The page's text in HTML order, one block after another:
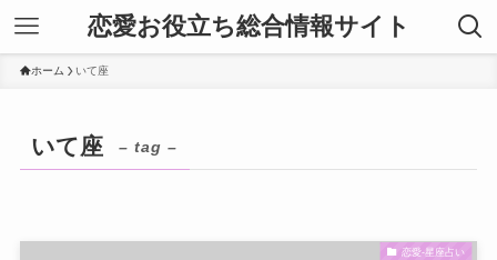
恋愛お役立ち総合情報サイト
ホーム いて座
いて座 – tag –
恋愛-星座占い